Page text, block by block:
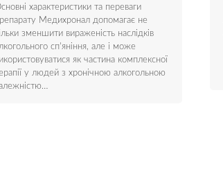
характеристики та переваги
Медихронал допомагає не
зменшити вираженість наслідків
сп'яніння, але і може
як частина комплексної
у людей з хронічною алкогольною